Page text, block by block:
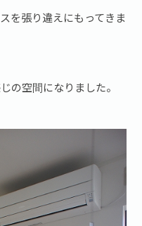
を張り違えにもってきま
の空間になりました。